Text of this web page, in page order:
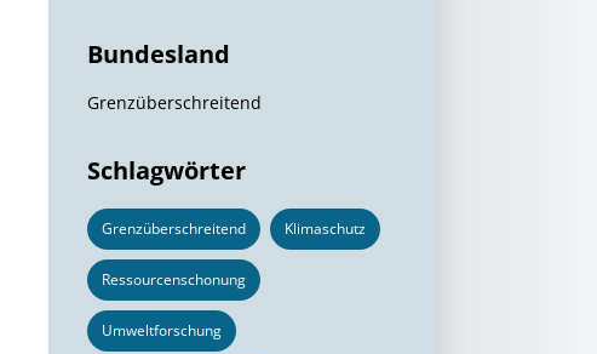
Bundesland
Grenzüberschreitend
Schlagwörter
Grenzüberschreitend Klimaschutz
Ressourcenschonung
Umweltforschung